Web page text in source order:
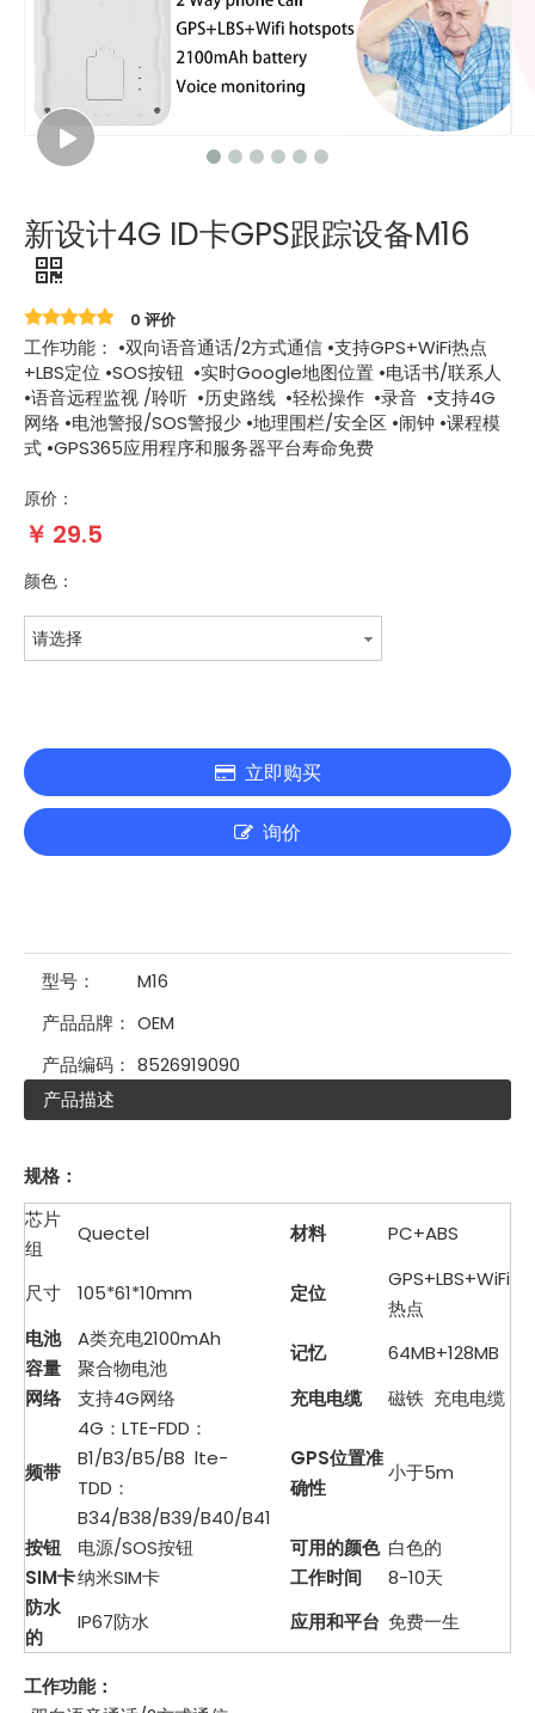
新设计4G ID卡GPS跟踪设备M16
0 评价
工作功能： •双向语音通话/2方式通信 •支持GPS+WiFi热点
+LBS定位 •SOS按钮 •实时Google地图位置 •电话书/联系人
•语音远程监视 /聆听 •历史路线 •轻松操作 •录音 •支持4G
网络 •电池警报/SOS警报少 •地理围栏/安全区 •闹钟 •课程模
式 •GPS365应用程序和服务器平台寿命免费
原价：
￥ 29.5
颜色：
请选择
立即购买
询价
型号：
M16
产品品牌： OEM
产品编码： 8526919090
产品描述
规格：
芯片
组
Quectel 材料 PC+ABS
尺寸 105*61*10mm 定位
GPS+LBS+WiFi
热点
电池
容量
A类充电2100mAh
聚合物电池
记忆
64MB+128MB
网络
支持4G网络 充电电缆 磁铁 充电电缆
频带
4G：LTE-FDD：
B1/B3/B5/B8 lte-
TDD：
B34/B38/B39/B40/B41
GPS位置准
确性
小于5m
按钮 电源/SOS按钮 可用的颜色 白色的
SIM卡纳米SIM卡 工作时间
8-10天
防水
的
IP67防水 应用和平台 免费一生
工作功能：